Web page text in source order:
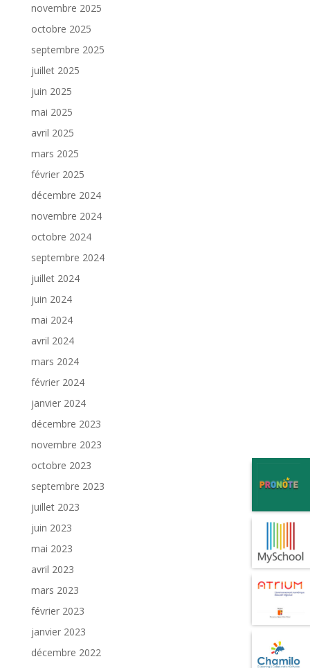
novembre 2025
octobre 2025
septembre 2025
juillet 2025
juin 2025
mai 2025
avril 2025
mars 2025
février 2025
décembre 2024
novembre 2024
octobre 2024
septembre 2024
juillet 2024
juin 2024
mai 2024
avril 2024
mars 2024
février 2024
janvier 2024
décembre 2023
novembre 2023
octobre 2023
septembre 2023
juillet 2023
juin 2023
mai 2023
avril 2023
mars 2023
février 2023
janvier 2023
décembre 2022